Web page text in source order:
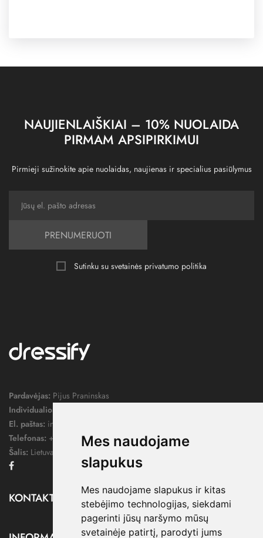
Mes naudojame
slapukus
Mes naudojame slapukus ir kitas
stebėjimo technologijas, siekdami
pagerinti jūsų naršymo mūsų
svetainėje patirtį, parodyti jums
NAUJIENLAIŠKIAI – 10% NUOLAIDA
PIRMAM APSIPIRKIMUI
Pirmieji sužinokite apie nuolaidas, naujienas ir specialius pasiūlymus
PRENUMERUOTI
Sutinku su svetainės privatumo politika
Pardavėjas: Pijus Praninskas
Individualios veiklos pažymos nr.:
El. paštas: info@dressify.lt
Telefonas: +370 676 78578
Šalis: Lietuva
KONTAKTAI